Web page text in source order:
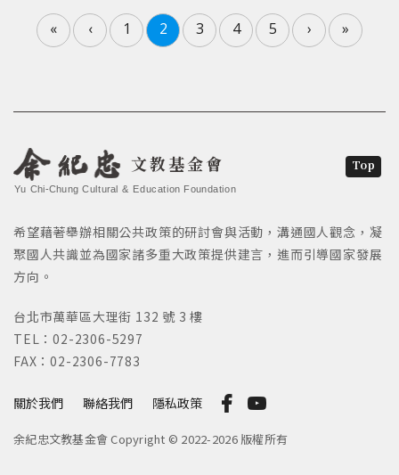
« ‹ 1 2 3 4 5 › »
文教基金會
Yu Chi-Chung Cultural & Education Foundation
關於我們 聯絡我們 隱私政策
希望藉著舉辦相關公共政策的研討會與活動，溝通國人觀念，凝
聚國人共識並為國家諸多重大政策提供建言，進而引導國家發展
方向。
台北市萬華區大理街 132 號 3 樓
TEL：02-2306-5297
FAX：02-2306-7783
余紀忠文教基金會 Copyright © 2022-2026 版權所有
Top